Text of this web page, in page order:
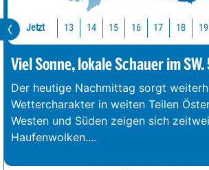
Jetzt 13 14 15 16 17 18 19
Viel Sonne, lokale Schauer im
Der heutige Nachmittag sorgt
Wettercharakter in weiten Teilen
Westen und Süden zeigen sich
Haufenwolken....